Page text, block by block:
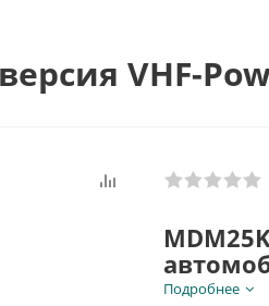
VHF-
Подробнее